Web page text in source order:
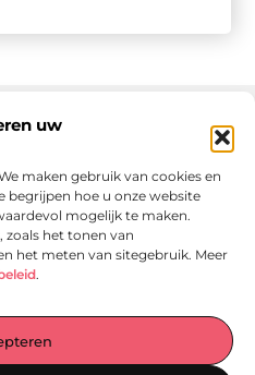
uw
maken gebruik van cookies en
hoe u onze website
mogelijk te maken.
zoals het tonen van
het meten van sitegebruik. Meer
.
écht iets aan hebt en artikelen